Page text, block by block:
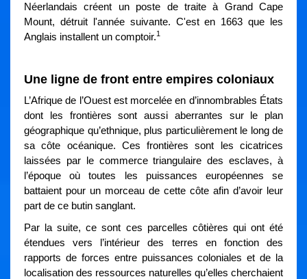
Néerlandais créent un poste de traite à Grand Cape
Mount, détruit l'année suivante. C'est en 1663 que les
Anglais installent un comptoir.1
Une ligne de front entre empires coloniaux
L’Afrique de l’Ouest est morcelée en d’innombrables États
dont les frontières sont aussi aberrantes sur le plan
géographique qu’ethnique, plus particulièrement le long de
sa côte océanique. Ces frontières sont les cicatrices
laissées par le commerce triangulaire des esclaves, à
l’époque où toutes les puissances européennes se
battaient pour un morceau de cette côte afin d’avoir leur
part de ce butin sanglant.
Par la suite, ce sont ces parcelles côtières qui ont été
étendues vers l’intérieur des terres en fonction des
rapports de forces entre puissances coloniales et de la
localisation des ressources naturelles qu’elles cherchaient